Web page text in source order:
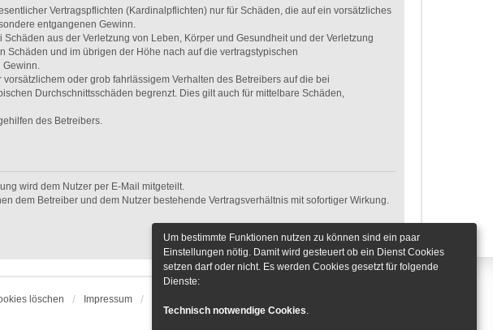
Vertragspflichten (Kardinalpflichten) nur für Schäden, die auf ein vorsätzliches
entgangenen Gewinn.
aus der Verletzung von Leben, Körper und Gesundheit und der Verletzung
und im übrigen der Höhe nach auf die vertragstypischen
Gewinn.
oder grob fahrlässigem Verhalten des Betreibers auf die bei
Durchschnittsschäden begrenzt. Dies gilt auch für mittelbare Schäden,
des Betreibers.
wird dem Nutzer per E-Mail mitgeteilt.
dem Betreiber und dem Nutzer bestehende Vertragsverhältnis mit sofortiger Wirkung.
löschen Impressum
Um bestimmte Funktionen nutzen zu können sind ein paar
Einstellungen nötig. Damit wird gesteuert ob ein Dienst Cookies
setzen darf oder nicht. Es werden Cookies gesetzt für folgende
Dienste:
Technisch notwendige Cookies.